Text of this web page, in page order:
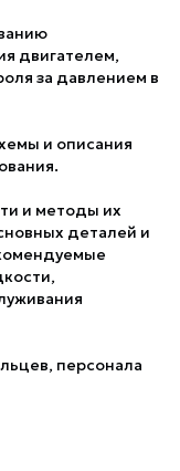
двигателем,
за давлением в
и описания
и методы их
деталей и
персонала